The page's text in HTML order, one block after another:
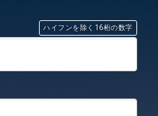
ハイフンを除く16桁の数字